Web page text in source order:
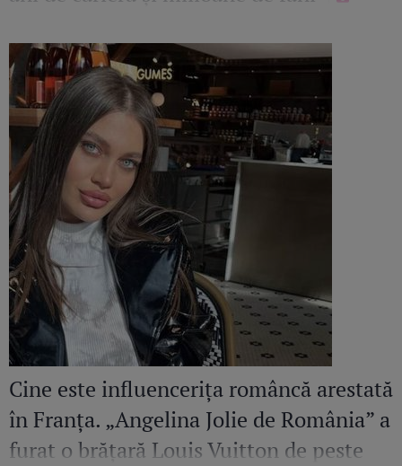
Cine este influencerița româncă arestată
în Franța. „Angelina Jolie de România” a
furat o brățară Louis Vuitton de peste